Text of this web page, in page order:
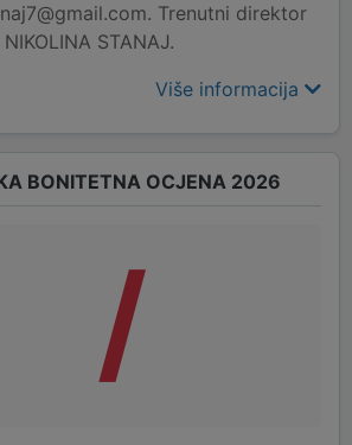
Trenutni direktor
STANAJ.
Više informacija
BONITETNA OCJENA 2026
/